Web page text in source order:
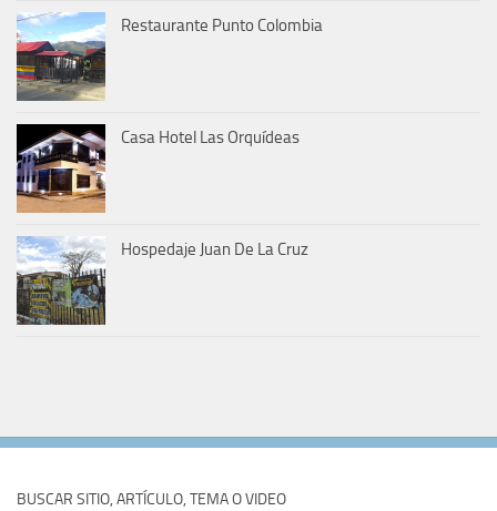
Restaurante Punto Colombia
Casa Hotel Las Orquídeas
Hospedaje Juan De La Cruz
BUSCAR SITIO, ARTÍCULO, TEMA O VIDEO